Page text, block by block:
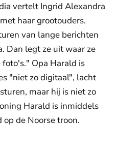
vertelt Ingrid Alexandra
haar grootouders.
van lange berichten
Dan legt ze uit waar ze
Opa Harald is
"niet zo digitaal", lacht
maar hij is niet zo
Harald is inmiddels
de Noorse troon.